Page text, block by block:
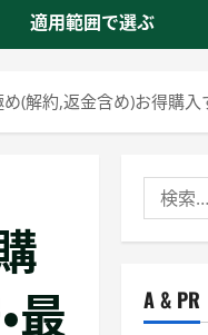
適用範囲で選ぶ
め(解約,返金含め)お得購
最
索:
A & PR